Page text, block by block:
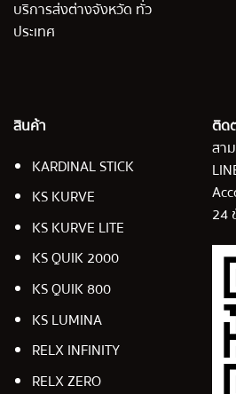
บริการส่งต่างจังหวัด ทั่ว
ประเทศ
สินค้า
KARDINAL STICK
KS KURVE
KS KURVE LITE
KS QUIK 2000
KS QUIK 800
KS LUMINA
RELX INFINITY
RELX ZERO
ติด
สา
24